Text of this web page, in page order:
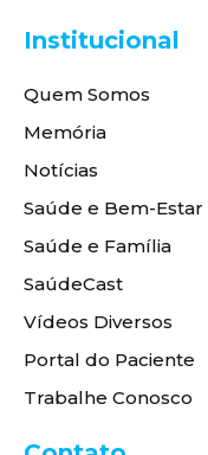
Institucional
Quem Somos
Memória
Notícias
Saúde e Bem-Estar
Saúde e Família
SaúdeCast
Vídeos Diversos
Portal do Paciente
Trabalhe Conosco